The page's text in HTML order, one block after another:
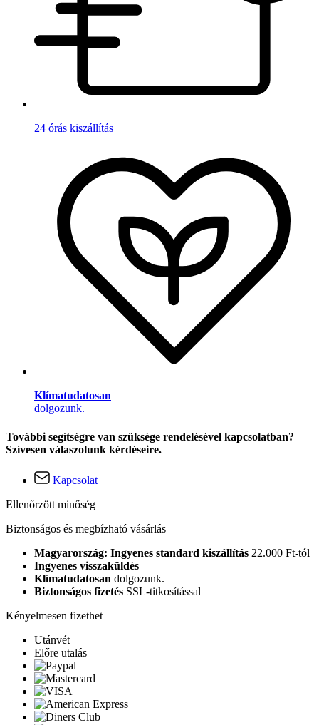
24 órás kiszállítás
Klímatudatosan
dolgozunk.
További segítségre van szüksége rendelésével kapcsolatban?
Szívesen válaszolunk kérdéseire.
Kapcsolat
Ellenőrzött minőség
Biztonságos és megbízható vásárlás
Magyarország: Ingyenes standard kiszállítás 22.000 Ft-tól
Ingyenes visszaküldés
Klímatudatosan dolgozunk.
Biztonságos fizetés SSL-titkosítással
Kényelmesen fizethet
Utánvét
Előre utalás